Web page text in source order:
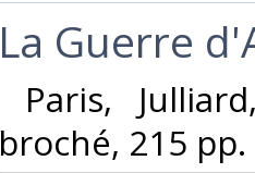
‎La Guerre
Paris,
broché, 215 pp. ‎